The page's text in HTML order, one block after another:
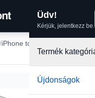
Üdv!
Kérjük, jelentkezz be.
Termék
Újdonságok
iPhone tokok